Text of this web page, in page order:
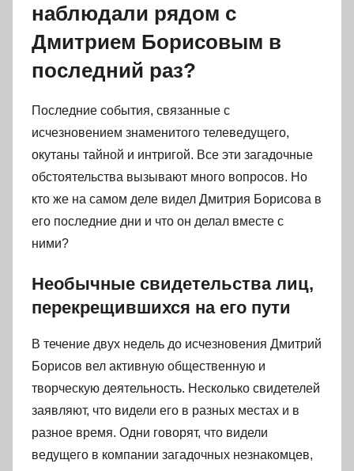
наблюдали рядом с
Дмитрием Борисовым в
последний раз?
Последние события, связанные с
исчезновением знаменитого телеведущего,
окутаны тайной и интригой. Все эти загадочные
обстоятельства вызывают много вопросов. Но
кто же на самом деле видел Дмитрия Борисова в
его последние дни и что он делал вместе с
ними?
Необычные свидетельства лиц,
перекрещившихся на его пути
В течение двух недель до исчезновения Дмитрий
Борисов вел активную общественную и
творческую деятельность. Несколько свидетелей
заявляют, что видели его в разных местах и в
разное время. Одни говорят, что видели
ведущего в компании загадочных незнакомцев,